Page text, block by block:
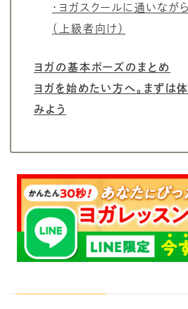
・ヨガスクールに通いなが
（上級者向け）
ヨガの基本ポーズのまとめ
ヨガを始めたい方へ。まずは
みよう